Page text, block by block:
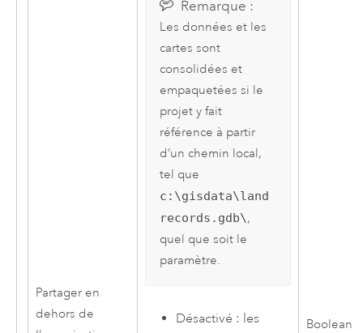
Partager en
dehors de
Remarque :
Les données et les
cartes sont
consolidées et
empaquetées si le
projet y fait
référence à partir
d’un chemin local,
tel que
c:\gisdata\land
records.gdb\,
quel que soit le
paramètre.
Désactivé : les
Boolean